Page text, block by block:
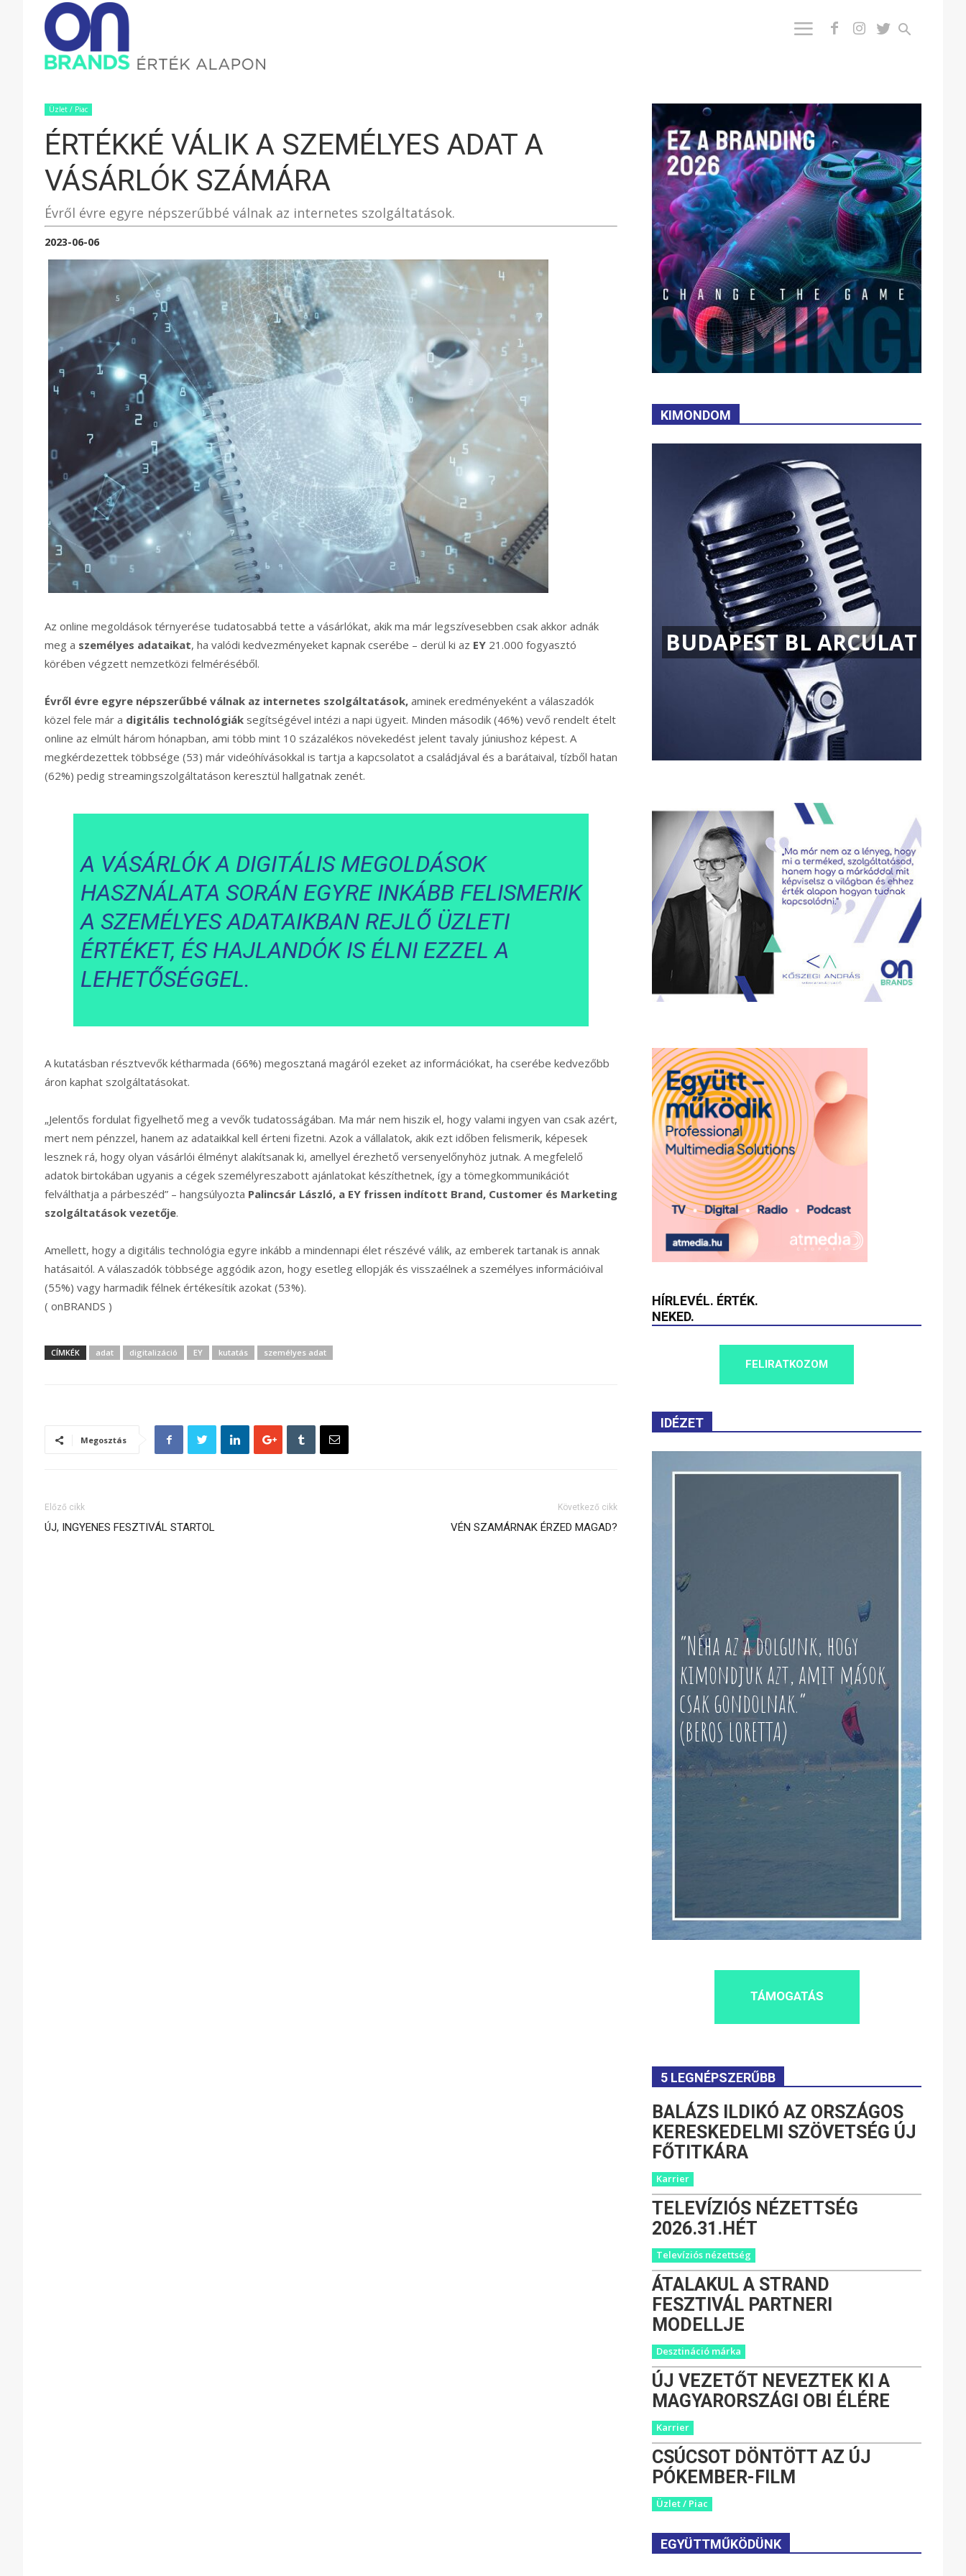
ÉRTÉK
Üzlet / Piac
ÉRTÉKKÉ VÁLIK A SZEMÉLYES ADAT A
VÁSÁRLÓK SZÁMÁRA
Évről évre egyre népszerűbbé válnak az internetes szolgáltatások.
2023-06-06
Az online megoldások térnyerése tudatosabbá tette a vásárlókat, akik ma már legszívesebben csak akkor adnák
meg a személyes adataikat, ha valódi kedvezményeket kapnak cserébe – derül ki az EY 21.000 fogyasztó
körében végzett nemzetközi felméréséből.
Évről évre egyre népszerűbbé válnak az internetes szolgáltatások, aminek eredményeként a válaszadók
közel fele már a digitális technológiák segítségével intézi a napi ügyeit. Minden második (46%) vevő rendelt ételt
online az elmúlt három hónapban, ami több mint 10 százalékos növekedést jelent tavaly júniushoz képest. A
megkérdezettek többsége (53) már videóhívásokkal is tartja a kapcsolatot a családjával és a barátaival, tízből hatan
(62%) pedig streamingszolgáltatáson keresztül hallgatnak zenét.
A VÁSÁRLÓK A DIGITÁLIS MEGOLDÁSOK
HASZNÁLATA SORÁN EGYRE INKÁBB FELISMERIK
A SZEMÉLYES ADATAIKBAN REJLŐ ÜZLETI
ÉRTÉKET, ÉS HAJLANDÓK IS ÉLNI EZZEL A
LEHETŐSÉGGEL.
A kutatásban résztvevők kétharmada (66%) megosztaná magáról ezeket az információkat, ha cserébe kedvezőbb
áron kaphat szolgáltatásokat.
„Jelentős fordulat figyelhető meg a vevők tudatosságában. Ma már nem hiszik el, hogy valami ingyen van csak azért,
mert nem pénzzel, hanem az adataikkal kell érteni fizetni. Azok a vállalatok, akik ezt időben felismerik, képesek
lesznek rá, hogy olyan vásárlói élményt alakítsanak ki, amellyel érezhető versenyelőnyhöz jutnak. A megfelelő
adatok birtokában ugyanis a cégek személyreszabott ajánlatokat készíthetnek, így a tömegkommunikációt
felválthatja a párbeszéd” – hangsúlyozta Palincsár László, a EY frissen indított Brand, Customer és Marketing
szolgáltatások vezetője.
Amellett, hogy a digitális technológia egyre inkább a mindennapi élet részévé válik, az emberek tartanak is annak
hatásaitól. A válaszadók többsége aggódik azon, hogy esetleg ellopják és visszaélnek a személyes információival
(55%) vagy harmadik félnek értékesítik azokat (53%).
( onBRANDS )
CÍMKÉK adat digitalizáció EY kutatás személyes adat
Megosztás
Előző cikk
ÚJ, INGYENES FESZTIVÁL STARTOL
Következő cikk
VÉN SZAMÁRNAK ÉRZED MAGAD?
KIMONDOM
BUDAPEST BL ARCULAT
HÍRLEVÉL. ÉRTÉK.
NEKED.
FELIRATKOZOM
IDÉZET
“Néha az a dolgunk, hogy
kimondjuk azt, amit mások
csak gondolnak.”
(BEROS LORETTA)
TÁMOGATÁS
5 LEGNÉPSZERŰBB
BALÁZS ILDIKÓ AZ ORSZÁGOS
KERESKEDELMI SZÖVETSÉG ÚJ
FŐTITKÁRA
Karrier
TELEVÍZIÓS NÉZETTSÉG
2026.31.HÉT
Televíziós nézettség
ÁTALAKUL A STRAND
FESZTIVÁL PARTNERI
MODELLJE
Desztináció márka
ÚJ VEZETŐT NEVEZTEK KI A
MAGYARORSZÁGI OBI ÉLÉRE
Karrier
CSÚCSOT DÖNTÖTT AZ ÚJ
PÓKEMBER-FILM
Üzlet / Piac
EGYÜTTMŰKÖDÜNK